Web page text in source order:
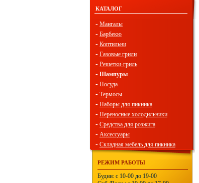
КАТАЛОГ
- Мангалы
- Барбекю
- Коптильни
- Газовые грили
- Решетки-гриль
- Шампуры
- Посуда
- Термосы
- Наборы для пикника
- Переносные холодильники
- Средства для розжига
- Аксессуары
- Складная мебель для пикника
РЕЖИМ РАБОТЫ
Будни: с 10-00 до 19-00